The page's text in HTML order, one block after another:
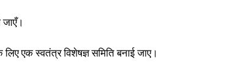
जाएँ।
एक स्वतंत्र विशेषज्ञ समिति बनाई जाए।